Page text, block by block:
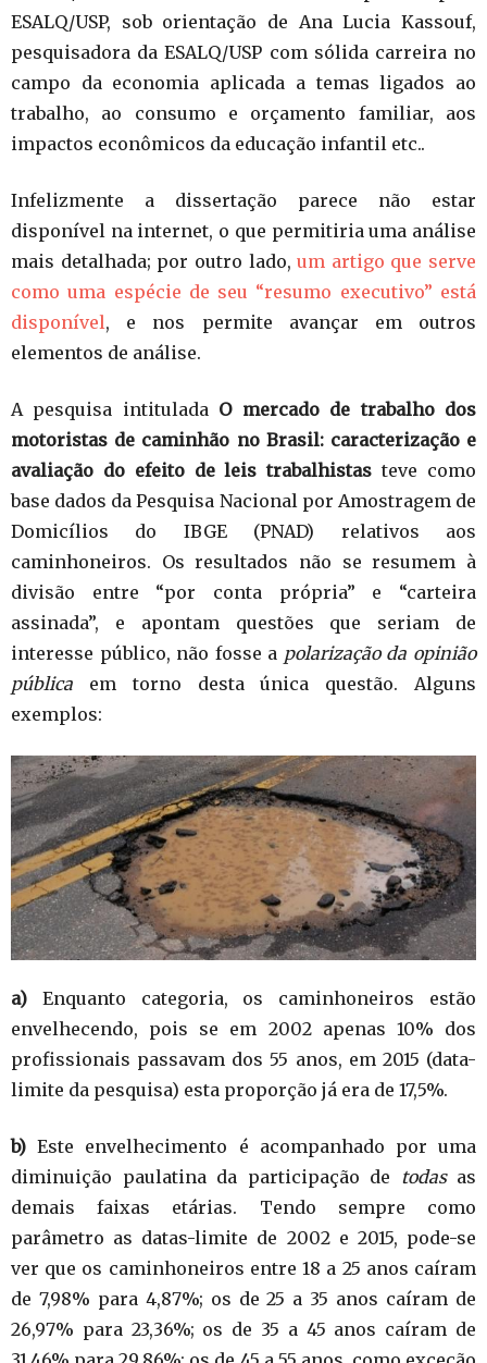
ESALQ/USP, sob orientação de Ana Lucia Kassouf,
pesquisadora da ESALQ/USP com sólida carreira no
campo da economia aplicada a temas ligados ao
trabalho, ao consumo e orçamento familiar, aos
impactos econômicos da educação infantil etc..
Infelizmente a dissertação parece não estar
disponível na internet, o que permitiria uma análise
mais detalhada; por outro lado,um artigo que serve
como uma espécie de seu “resumo executivo” está
disponível, e nos permite avançar em outros
elementos de análise.
A pesquisa intitulada O mercado de trabalho dos
motoristas de caminhão no Brasil: caracterização e
avaliação do efeito de leis trabalhistas teve como
base dados da Pesquisa Nacional por Amostragem de
Domicílios do IBGE (PNAD) relativos aos
caminhoneiros. Os resultados não se resumem à
divisão entre “por conta própria” e “carteira
assinada”, e apontam questões que seriam de
interesse público, não fosse a polarização da opinião
pública em torno desta única questão. Alguns
exemplos:
a) Enquanto categoria, os caminhoneiros estão
envelhecendo, pois se em 2002 apenas 10% dos
profissionais passavam dos 55 anos, em 2015 (data-
limite da pesquisa) esta proporção já era de 17,5%.
b) Este envelhecimento é acompanhado por uma
diminuição paulatina da participação de todasas
demais faixas etárias. Tendo sempre como
parâmetro as datas-limite de 2002 e 2015, pode-se
ver que os caminhoneiros entre 18 a 25 anos caíram
de 7,98% para 4,87%; os de 25 a 35 anos caíram de
26,97% para 23,36%; os de 35 a 45 anos caíram de